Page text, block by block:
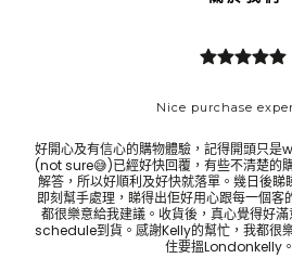
Nice purchase
好開心及有信心的購物體驗，記得開頭只
(not sure😅)已經好快回覆，有些不清楚的
解答，所以好順利及好快就落單。幾日後
即刻幫手處理，睇得出佢好用心跟每一個
都很樂意給我建議。收貨後，真心覺得好
schedule到貨。感謝Kelly的幫忙，我都很
住要搵Londonkelly